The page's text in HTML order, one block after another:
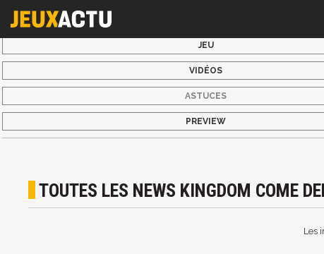
JEU
VIDÉOS
ASTUCES
PREVIEW
TOUTES LES NEWS KINGDOM COME
Les